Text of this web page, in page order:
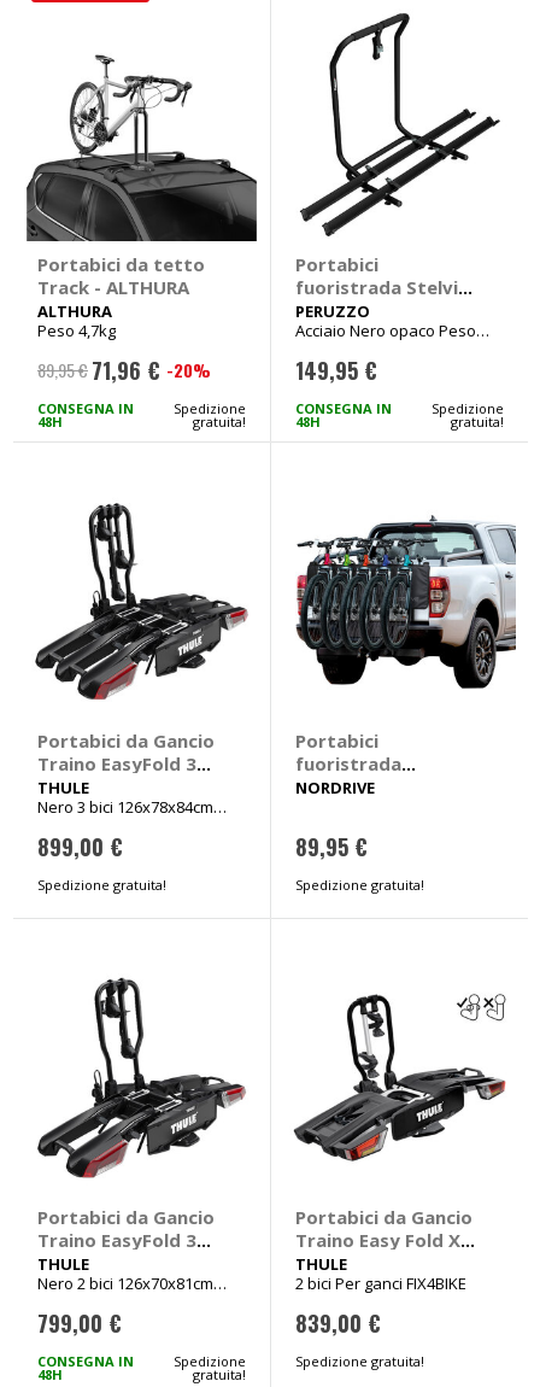
Portabici da tetto
Track - ALTHURA
ALTHURA
Peso 4,7kg
89,95 € Prezzo
speciale
71,96 € -20%
CONSEGNA IN
48H
Spedizione
gratuita!
Portabici
fuoristrada Stelvio
- PERUZZO
PERUZZO
Acciaio Nero opaco Peso
149,95 €
CONSEGNA IN
48H
Spedizione
gratuita!
Portabici da Gancio
Traino EasyFold 3
9451 - THULE
THULE
Nero 3 bici 126x78x84cm
899,00 €
Spedizione gratuita!
Portabici
fuoristrada
Tailgate Pad -
NORDRIVE
89,95 €
Spedizione gratuita!
Portabici da Gancio
Traino EasyFold 3
9441 - THULE
THULE
Nero 2 bici 126x70x81cm
799,00 €
CONSEGNA IN
48H
Spedizione
gratuita!
Portabici da Gancio
Traino Easy Fold XT
F 9655 Fix4Bike -
THULE
THULE
2 bici Per ganci FIX4BIKE
839,00 €
Spedizione gratuita!